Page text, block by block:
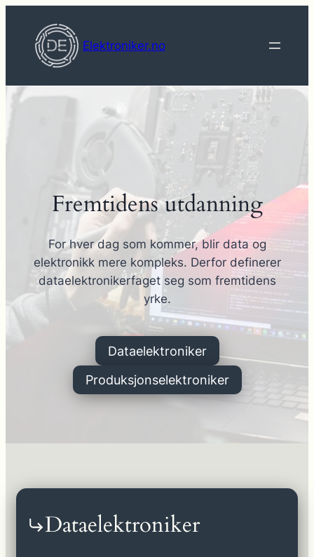
innhold
Elektroniker.no
Fremtidens utdanning
For hver dag som kommer, blir data og
elektronikk mere kompleks. Derfor definerer
dataelektronikerfaget seg som fremtidens
yrke.
Dataelektroniker
Produksjonselektroniker
Dataelektroniker